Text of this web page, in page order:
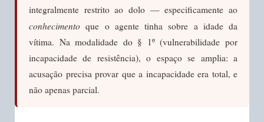
integralmente restrito ao dolo — especificamente ao
conhecimento que o agente tinha sobre a idade da
vítima. Na modalidade do § 1º (vulnerabilidade por
incapacidade de resistência), o espaço se amplia: a
acusação precisa provar que a incapacidade era total, e
não apenas parcial.